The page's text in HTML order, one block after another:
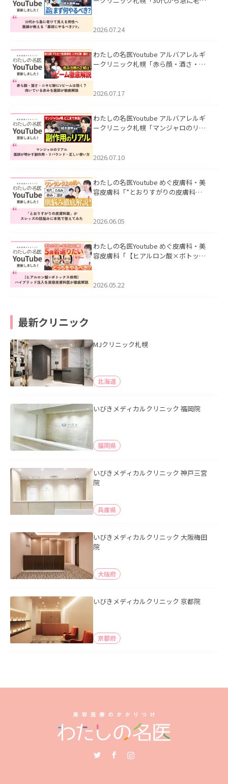
た。
2026.07.24
わたしの名医Youtube アルバアレルギ
ークリニック札幌「赤ら顔・酒さ・ニ
した。
2026.07.17
わたしの名医Youtube アルバアレルギ
ークリニック札幌「マンジャロのリア
た。
2026.07.10
わたしの名医Youtube めぐ皮膚科・美
容皮膚科「”とおりすがりの皮膚科
2026.06.05
わたしの名医Youtube めぐ皮膚科・美
容皮膚科「【ヒアルロン酸×ボトック
た。
2026.05.22
最新クリニック
MJクリニック札幌
北海道
いびきメディカルクリニック 福岡院
福岡県
いびきメディカルクリニック 神戸三宮
院
兵庫県
いびきメディカルクリニック 大阪梅田
院
大阪府
いびきメディカルクリニック 京都院
京都府